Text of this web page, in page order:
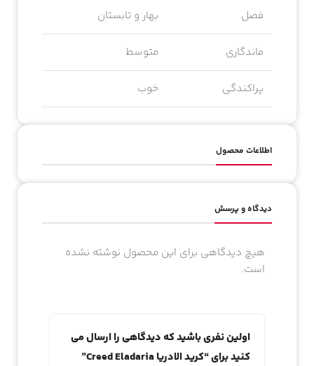
فصل بهار و تابستان
ماندگاری متوسط
پراکندگی خوب
اطلاعات محصول
دیدگاه و پرسش
هیچ دیدگاهی برای این محصول نوشته نشده
است.
اولین نفری باشید که دیدگاهی را ارسال می
کنید برای “کرید الادریا Creed Eladaria”